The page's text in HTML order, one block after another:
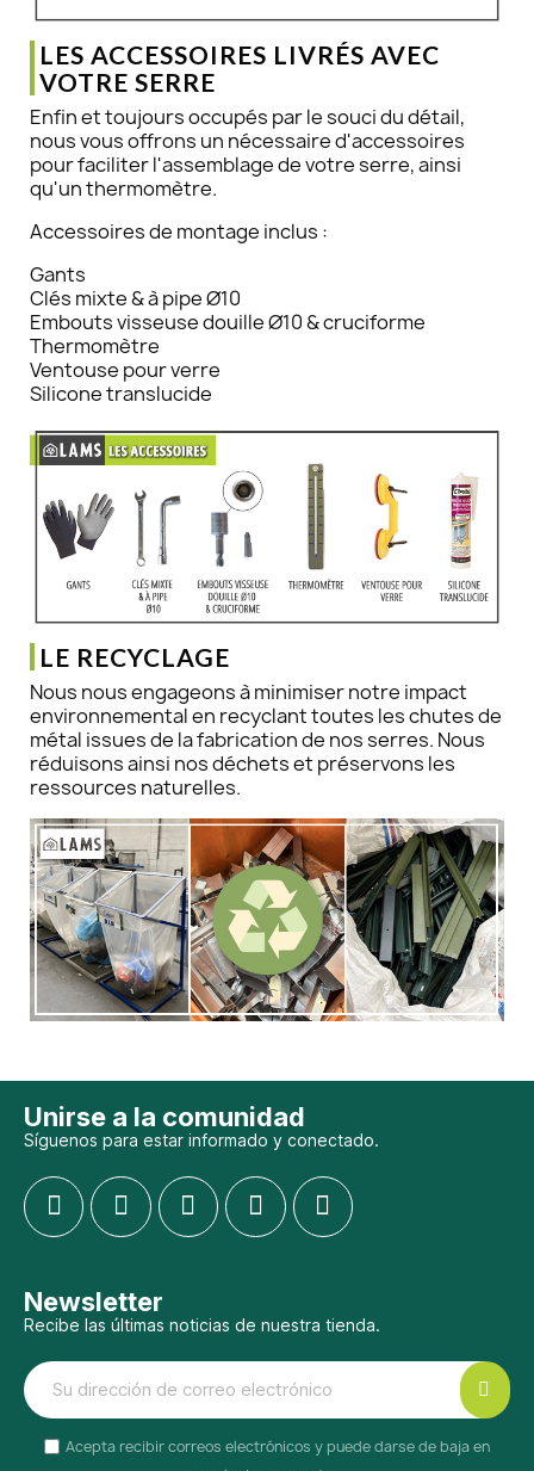
LES ACCESSOIRES LIVRÉS AVEC
VOTRE SERRE
Enfin et toujours occupés par le souci du détail,
nous vous offrons un nécessaire d'accessoires
pour faciliter l'assemblage de votre serre, ainsi
qu'un thermomètre.
Accessoires de montage inclus :
Gants
Clés mixte & à pipe Ø10
Embouts visseuse douille Ø10 & cruciforme
Thermomètre
Ventouse pour verre
Silicone translucide
LE RECYCLAGE
Nous nous engageons à minimiser notre impact
environnemental en recyclant toutes les chutes de
métal issues de la fabrication de nos serres. Nous
réduisons ainsi nos déchets et préservons les
ressources naturelles.
Unirse a la comunidad
Síguenos para estar informado y conectado.
Newsletter
Recibe las últimas noticias de nuestra tienda.
Acepta recibir correos electrónicos y puede darse de baja en